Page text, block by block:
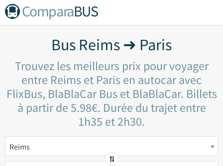
ComparaBUS
Bus Reims ➜ Paris
Trouvez les meilleurs prix pour voyager
entre Reims et Paris en autocar avec
FlixBus, BlaBlaCar Bus et BlaBlaCar. Billets
à partir de 5.98€. Durée du trajet entre
1h35 et 2h30.
Reims